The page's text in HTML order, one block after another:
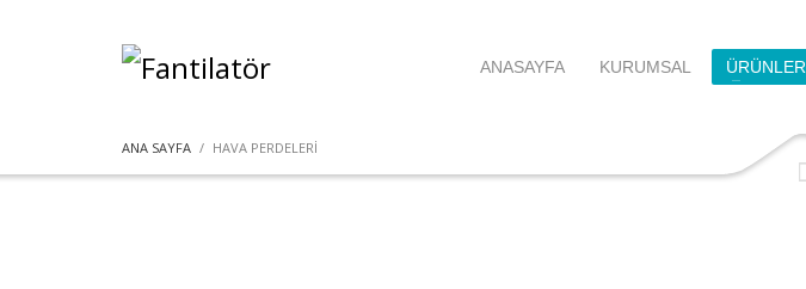
ANASAYFA KURUMSAL ÜRÜNLER
ANA SAYFA HAVA PERDELERİ